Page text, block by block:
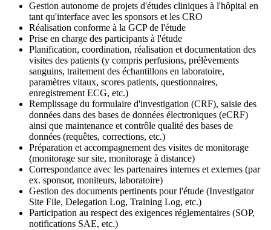
Gestion autonome de projets d'études cliniques à l'hôpital en
tant qu'interface avec les sponsors et les CRO
Réalisation conforme à la GCP de l'étude
Prise en charge des participants à l'étude
Planification, coordination, réalisation et documentation des
visites des patients (y compris perfusions, prélèvements
sanguins, traitement des échantillons en laboratoire,
paramètres vitaux, scores patients, questionnaires,
enregistrement ECG, etc.)
Remplissage du formulaire d'investigation (CRF), saisie des
données dans des bases de données électroniques (eCRF)
ainsi que maintenance et contrôle qualité des bases de
données (requêtes, corrections, etc.)
Préparation et accompagnement des visites de monitorage
(monitorage sur site, monitorage à distance)
Correspondance avec les partenaires internes et externes (par
ex. sponsor, moniteurs, laboratoire)
Gestion des documents pertinents pour l'étude (Investigator
Site File, Delegation Log, Training Log, etc.)
Participation au respect des exigences réglementaires (SOP,
notifications SAE, etc.)